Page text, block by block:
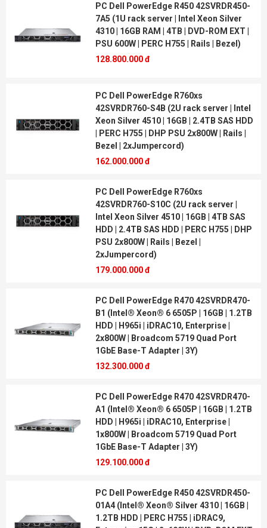
PC Dell PowerEdge R450 42SVRDR450-
7A5 (1U rack server | Intel Xeon Silver
4310 | 16GB RAM | 4TB | DVD-ROM EXT |
PSU 600W | PERC H755 | Rails | Bezel)
128.800.000 đ
PC Dell PowerEdge R760xs
42SVRDR760-S4B (2U rack server | Intel
Xeon Silver 4510 | 16GB | 2.4TB SAS HDD
| PERC H755 | DHP PSU 2x800W | Rails |
Bezel | 2xJumpercord)
162.000.000 đ
PC Dell PowerEdge R760xs
42SVRDR760-S10C (2U rack server |
Intel Xeon Silver 4510 | 16GB | 4TB SAS
HDD | 2.4TB SAS HDD | PERC H755 | DHP
PSU 2x800W | Rails | Bezel |
2xJumpercord)
179.000.000 đ
PC Dell PowerEdge R470 42SVRDR470-
B1 (Intel® Xeon® 6 6505P | 16GB | 1.2TB
HDD | H965i | iDRAC10, Enterprise |
2x800W | Broadcom 5719 Quad Port
1GbE Base-T Adapter | 3Y)
132.300.000 đ
PC Dell PowerEdge R470 42SVRDR470-
A1 (Intel® Xeon® 6 6505P | 16GB | 1.2TB
HDD | H965i | iDRAC10, Enterprise |
1x800W | Broadcom 5719 Quad Port
1GbE Base-T Adapter | 3Y)
129.100.000 đ
PC Dell PowerEdge R450 42SVRDR450-
01A4 (Intel® Xeon® Silver 4310 | 16GB |
1.2TB HDD | PERC H755 | iDRAC9,